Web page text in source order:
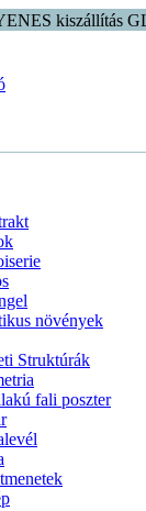
kiszállítás
növények
Struktúrák
fali poszter